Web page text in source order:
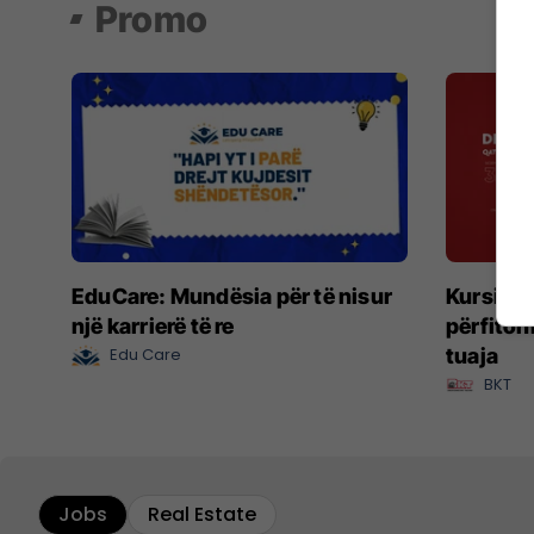
Promo
EduCare: Mundësia për të nisur
një karrierë të re
Edu Care
përfitoni
tuaja
BKT
Jobs Real Estate